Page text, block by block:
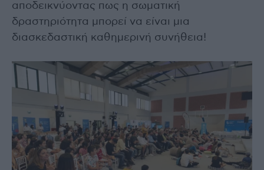
αποδεικνύοντας πως η σωματική
δραστηριότητα μπορεί να είναι μια
διασκεδαστική καθημερινή συνήθεια!